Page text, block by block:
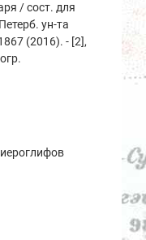
/ сост. для
ун-та
(2016). - [2],